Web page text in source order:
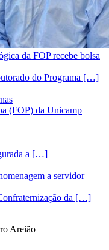
da FOP recebe bolsa
do Programa […]
(FOP) da Unicamp
a […]
a servidor
da […]
Areião